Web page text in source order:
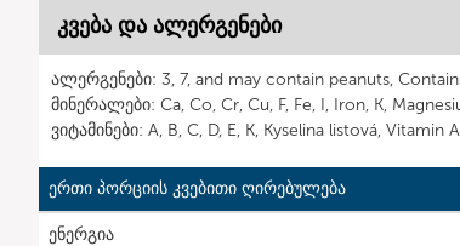
კვება და ალერგენები
ალერგენები: 3, 7, and may contain peanuts,
მინერალები: Ca, Co, Cr, Cu, F, Fe, I, Iron, K,
ვიტამინები: A, B, C, D, E, K, Kyselina listová, Vitamin A
ერთი პორციის კვებითი ღირებულება
ენერგია